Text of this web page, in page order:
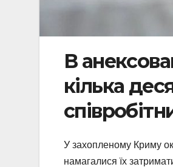
В
кілька
У захопленому Криму
намагалися їх